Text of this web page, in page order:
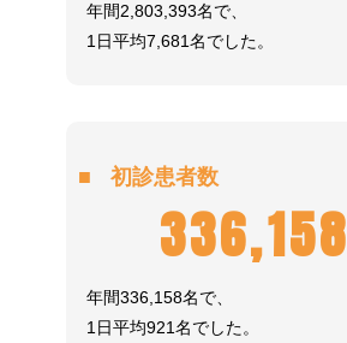
年間2,803,393名で、
1日平均7,681名でした。
初診患者数
336,158
年間336,158名で、
1日平均921名でした。